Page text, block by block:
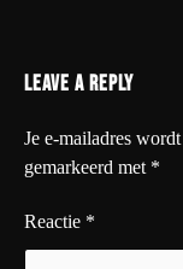
Leave a Reply
Je e-mailadres
gemarkeerd met *
Reactie *